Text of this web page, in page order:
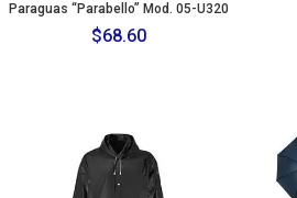
Paraguas “Parabello” Mod. 05-U320
$68.60